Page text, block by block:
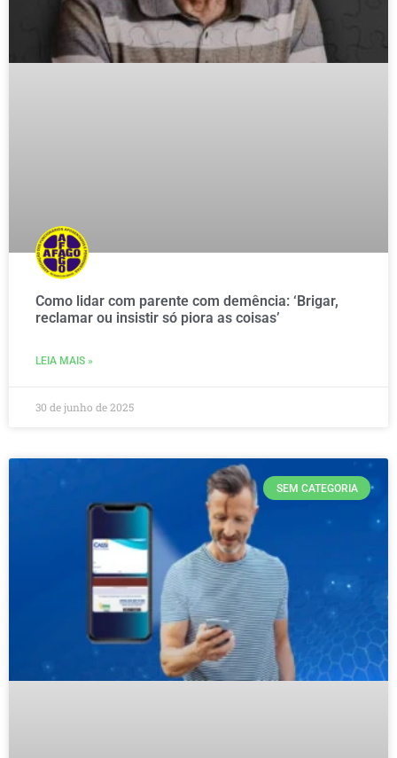
Como lidar com parente com demência: ‘Brigar,
reclamar ou insistir só piora as coisas’
LEIA MAIS »
30 de junho de 2025
SEM CATEGORIA